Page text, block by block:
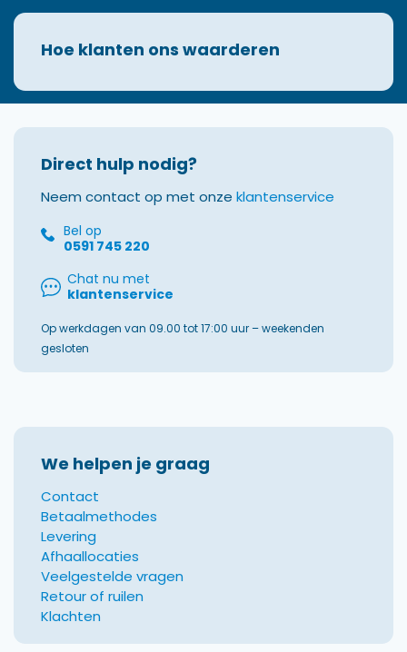
Hoe klanten ons waarderen
Direct hulp nodig?
Neem contact op met onze klantenservice
Bel op
0591 745 220
Chat nu met
klantenservice
Op werkdagen van 09.00 tot 17:00 uur – weekenden
gesloten
We helpen je graag
Contact
Betaalmethodes
Levering
Afhaallocaties
Veelgestelde vragen
Retour of ruilen
Klachten